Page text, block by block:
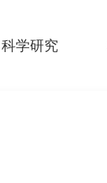
科学研究